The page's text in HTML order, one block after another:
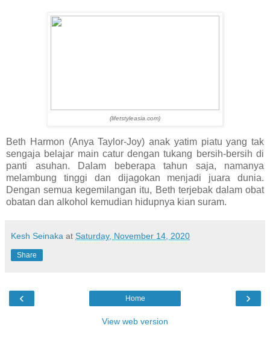
(lifetstyleasia.com)
Beth Harmon (Anya Taylor-Joy) anak yatim piatu yang tak
sengaja belajar main catur dengan tukang bersih-bersih di
panti asuhan. Dalam beberapa tahun saja, namanya
melambung tinggi dan dijagokan menjadi juara dunia.
Dengan semua kegemilangan itu, Beth terjebak dalam obat
obatan dan alkohol kemudian hidupnya kian suram.
Kesh Seinaka at Saturday, November 14, 2020
Share
‹ ›
Home
View web version